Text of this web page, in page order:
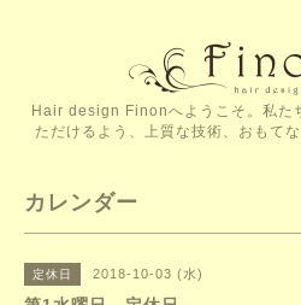
Hair design Finonへようこそ。私た
ただけるよう、上質な技術、おもて
カレンダー
定休日 2018-10-03 (水)